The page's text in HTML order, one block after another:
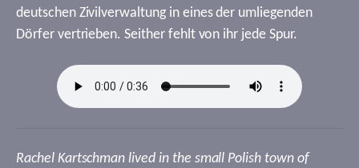
deutschen Zivilverwaltung in eines der umliegenden
Dörfer vertrieben. Seither fehlt von ihr jede Spur.
Rachel Kartschman lived in the small Polish town of